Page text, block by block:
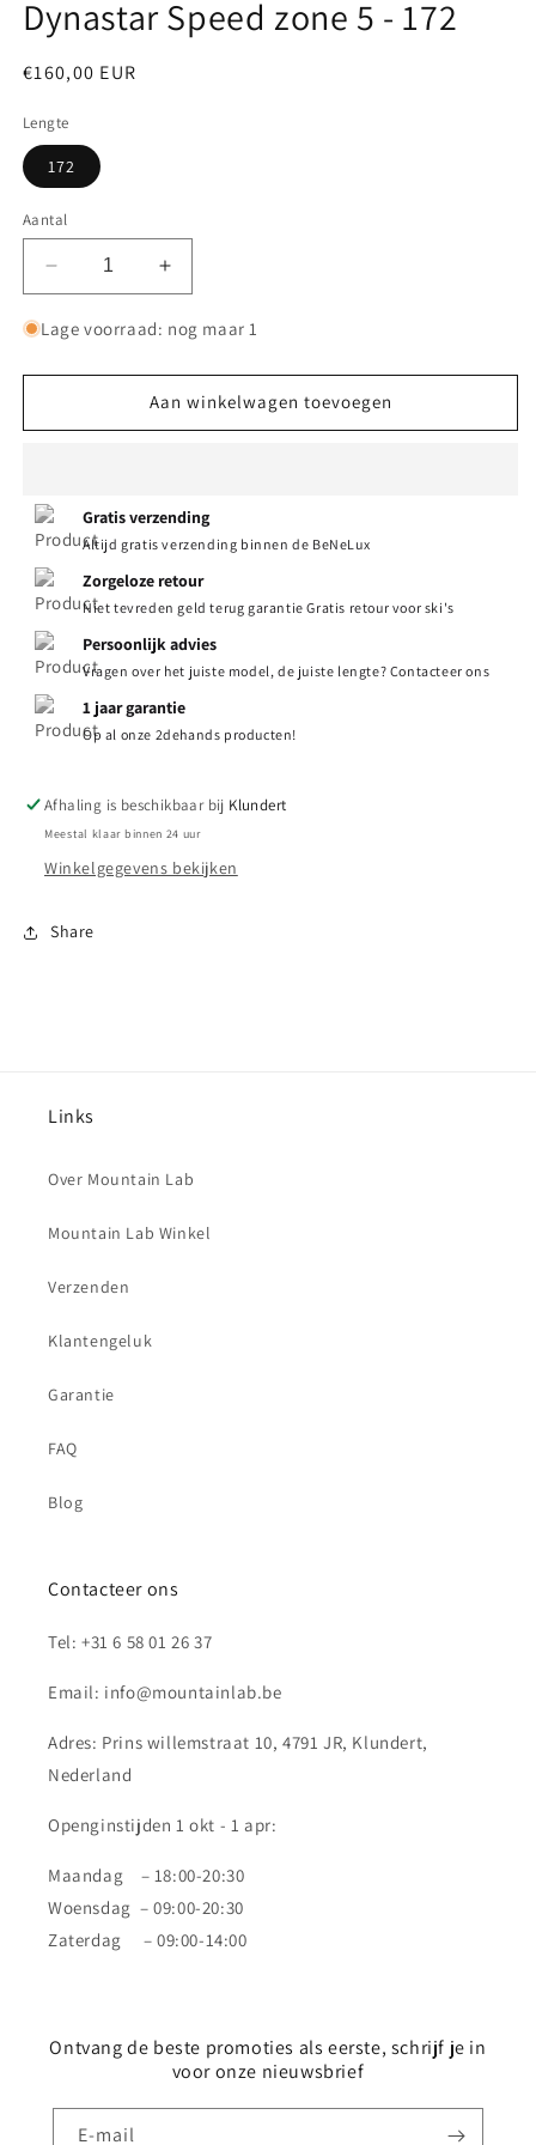
Dynastar Speed zone 5 - 172
Normale
€160,00 EUR
Lengte
172
Aantal
Aantal
verlagen
voor
Speed
5
Aantal
verhogen
voor
Speed
zone
5
Lage voorraad: nog maar 1
Aan winkelwagen toevoegen
Gratis verzending
Altijd gratis verzending binnen de BeNeLux
Zorgeloze retour
Niet tevreden geld terug garantie Gratis retour voor ski's
Persoonlijk advies
Vragen over het juiste model, de juiste lengte? Contacteer ons
1 jaar garantie
Op al onze 2dehands producten!
Afhaling is beschikbaar bij Klundert
Meestal klaar binnen 24 uur
Winkelgegevens bekijken
Share
Links
Over Mountain Lab
Mountain Lab Winkel
Verzenden
Klantengeluk
Garantie
FAQ
Blog
Contacteer ons
Tel: +31 6 58 01 26 37
Email: info@mountainlab.be
Adres: Prins willemstraat 10, 4791 JR, Klundert,
Nederland
Openginstijden 1 okt - 1 apr:
Maandag – 18:00-20:30
Woensdag – 09:00-20:30
Zaterdag – 09:00-14:00
Ontvang de beste promoties als eerste, schrijf je in
voor onze nieuwsbrief
E‑mail